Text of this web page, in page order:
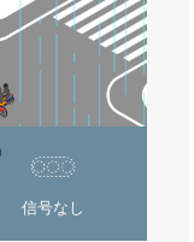
信号なし